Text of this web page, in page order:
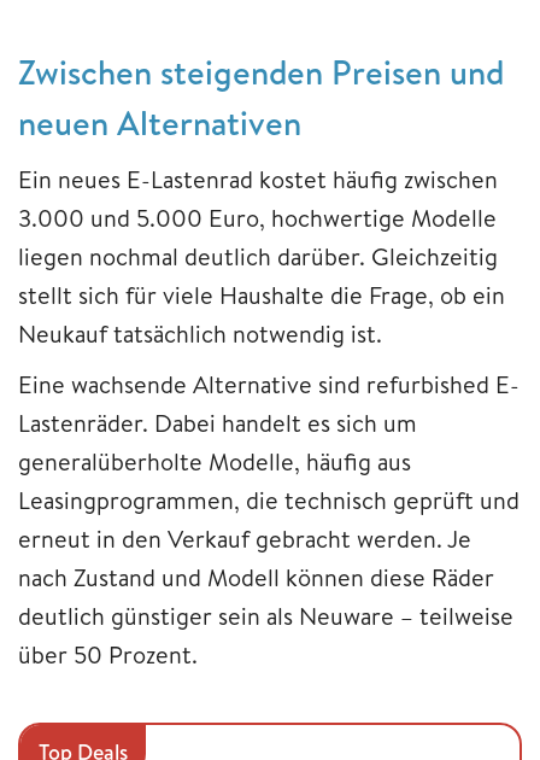
Zwischen steigenden Preisen und
neuen Alternativen
Ein neues E-Lastenrad kostet häufig zwischen
3.000 und 5.000 Euro, hochwertige Modelle
liegen nochmal deutlich darüber. Gleichzeitig
stellt sich für viele Haushalte die Frage, ob ein
Neukauf tatsächlich notwendig ist.
Eine wachsende Alternative sind refurbished E-
Lastenräder. Dabei handelt es sich um
generalüberholte Modelle, häufig aus
Leasingprogrammen, die technisch geprüft und
erneut in den Verkauf gebracht werden. Je
nach Zustand und Modell können diese Räder
deutlich günstiger sein als Neuware – teilweise
über 50 Prozent.
Top Deals